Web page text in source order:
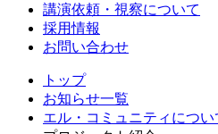
講演依頼・視察について
採用情報
お問い合わせ
トップ
お知らせ一覧
エル・コミュニティについ